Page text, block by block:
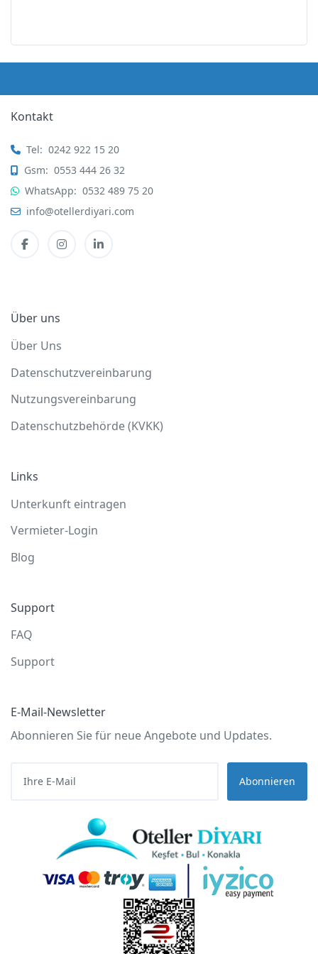
Kontakt
Tel: 0242 922 15 20
Gsm: 0553 444 26 32
WhatsApp: 0532 489 75 20
info@otellerdiyari.com
Über uns
Über Uns
Datenschutzvereinbarung
Nutzungsvereinbarung
Datenschutzbehörde (KVKK)
Links
Unterkunft eintragen
Vermieter-Login
Blog
Support
FAQ
Support
E-Mail-Newsletter
Abonnieren Sie für neue Angebote und Updates.
Abonnieren